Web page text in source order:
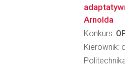
Arnolda
Konkurs:
Kierownik: